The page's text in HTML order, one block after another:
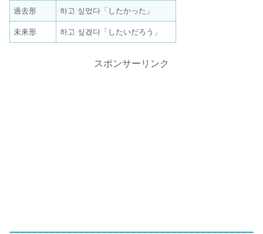
過去形 하고 싶었다「したかった」
未来形 하고 싶겠다「したいだろう」
スポンサーリンク